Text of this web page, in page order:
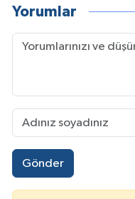
Yorumlar
Gönder